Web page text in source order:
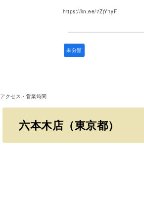
https://lin.ee/7ZjY1yF
未分類
アクセス・営業時間
六本木店（東京都）